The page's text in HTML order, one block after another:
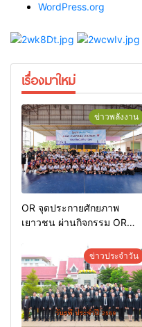
WordPress.org
เรื่องมาใหม่
ข่าวพลังงาน
OR จุดประกายศักยภาพ
เยาวชน ผ่านกิจกรรม OR
ข่าวประจำวัน